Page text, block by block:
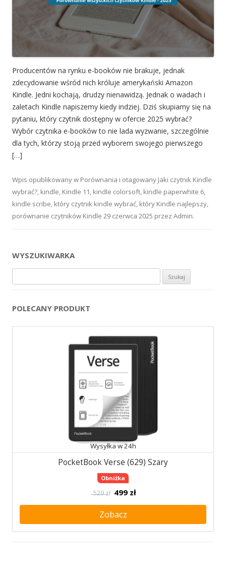
Producentów na rynku e-booków nie brakuje, jednak
zdecydowanie wśród nich króluje amerykański Amazon
Kindle. Jedni kochają, drudzy nienawidzą. Jednak o wadach i
zaletach Kindle napiszemy kiedy indziej. Dziś skupiamy się na
pytaniu, który czytnik dostępny w ofercie 2025 wybrać?
Wybór czytnika e-booków to nie lada wyzwanie, szczególnie
dla tych, którzy stoją przed wyborem swojego pierwszego
[…]
Wpis opublikowany w Porównania i otagowany Jaki czytnik Kindle
wybrać?, kindle, Kindle 11, kindle colorsoft, kindle paperwhite 6,
kindle scribe, który czytnik kindle wybrać, który Kindle najlepszy,
porównanie czytników Kindle 29 czerwca 2025 przez Admin.
WYSZUKIWARKA
POLECANY PRODUKT
Wysyłka w 24h
PocketBook Verse (629) Szary
Obniżka
529 zł 499 zł
Zobacz